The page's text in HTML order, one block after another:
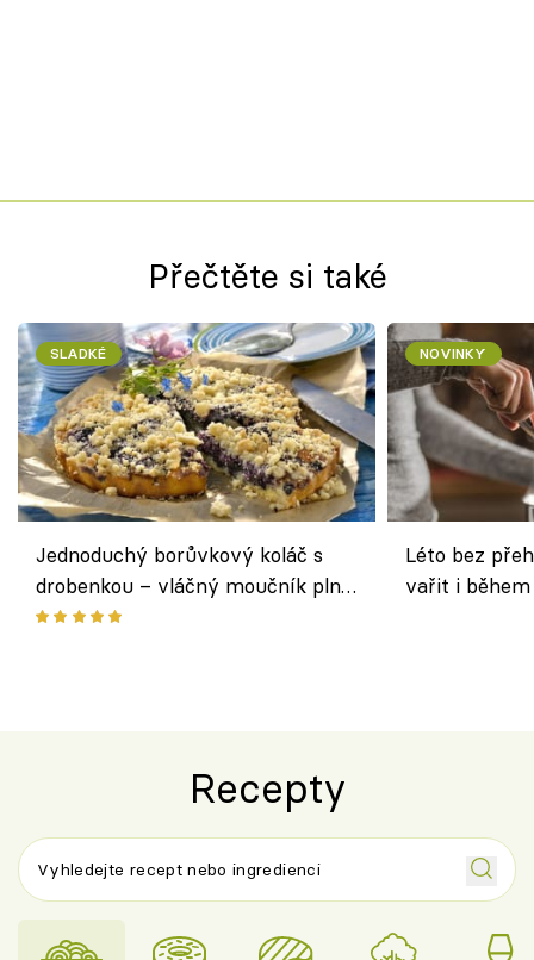
Přečtěte si také
SLADKÉ
Jednoduchý borůvkový koláč s
drobenkou – vláčný moučník plný
ovoce
NOVINKY
Léto bez
vařit i
Recepty